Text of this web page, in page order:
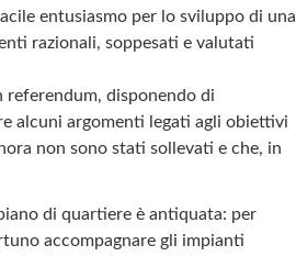
entusiasmo per lo sviluppo di una
razionali, soppesati e valutati
referendum, disponendo di
alcuni argomenti legati agli obiettivi
non sono stati sollevati e che, in
di quartiere è antiquata: per
accompagnare gli impianti